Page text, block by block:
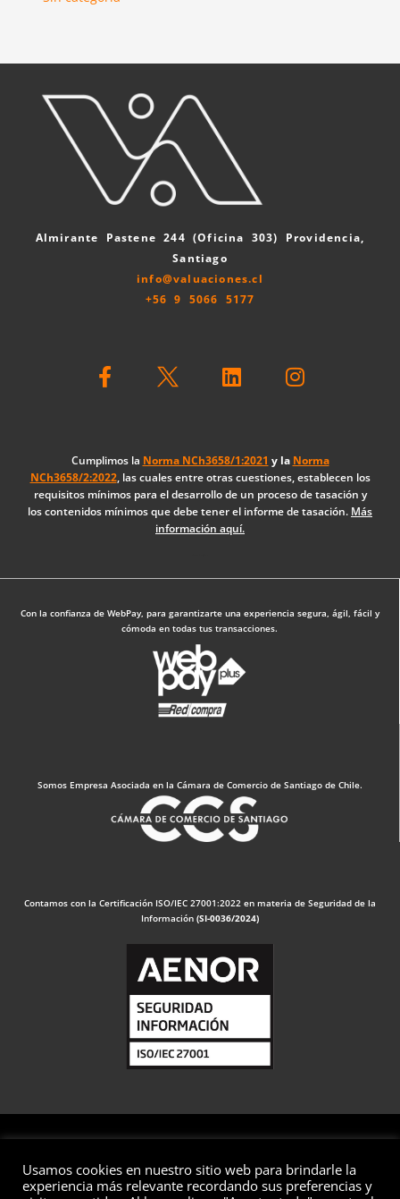
Almirante Pastene 244 (Oficina 303) Providencia,
Santiago
info@valuaciones.cl
+56 9 5066 5177
a
o
o
k
i
d
i
n
n
g
r
a
Cumplimos la Norma NCh3658/1:2021 y la Norma
NCh3658/2:2022, las cuales entre otras cuestiones, establecen los
requisitos mínimos para el desarrollo de un proceso de tasación y
los contenidos mínimos que debe tener el informe de tasación. Más
información aquí.
Con la confianza de WebPay, para garantizarte una experiencia segura, ágil, fácil y
cómoda en todas tus transacciones.
Somos Empresa Asociada en la Cámara de Comercio de Santiago de Chile.
Contamos con la Certificación ISO/IEC 27001:2022 en materia de Seguridad de la
Información (SI-0036/2024)
© 2026 Valuaciones
Usamos cookies en nuestro sitio web para brindarle la
experiencia más relevante recordando sus preferencias y